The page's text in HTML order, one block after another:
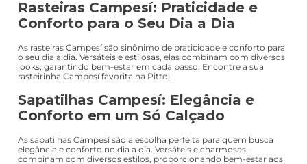
Rasteiras Campesí: Praticidade e
Conforto para o Seu Dia a Dia
As rasteiras Campesí são sinônimo de praticidade e conforto para
o seu dia a dia. Versáteis e estilosas, elas combinam com diversos
looks, garantindo bem-estar em cada passo. Encontre a sua
rasteirinha Campesí favorita na Pittol!
Sapatilhas Campesí: Elegância e
Conforto em um Só Calçado
As sapatilhas Campesí são a escolha perfeita para quem busca
elegância e conforto no dia a dia. Versáteis e charmosas,
combinam com diversos estilos, proporcionando bem-estar aos